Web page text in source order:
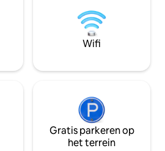
nu op
dagen rust of
we kijken ernaar
Wijnkoelkast
kookplaat zijn
Wifi
Gratis parkeren op
het terrein